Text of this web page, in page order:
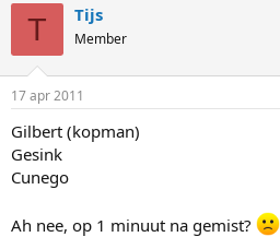
T Tijs
Member
17 apr 2011
Gilbert (kopman)
Gesink
Cunego
Ah nee, op 1 minuut na gemist?